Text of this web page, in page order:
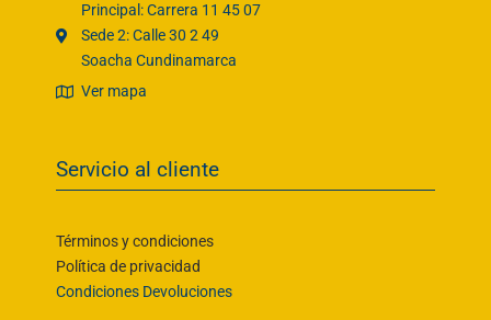
Principal: Carrera 11 45 07
Sede 2: Calle 30 2 49
Soacha Cundinamarca
Ver mapa
Servicio al cliente
Términos y condiciones
Política de privacidad
Condiciones Devoluciones